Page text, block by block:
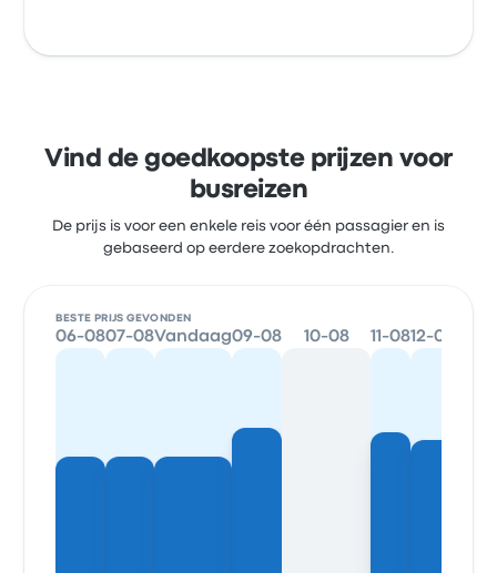
Vind de goedkoopste prijzen voor
busreizen
De prijs is voor een enkele reis voor één passagier en is
gebaseerd op eerdere zoekopdrachten.
BESTE PRIJS GEVONDEN
06-0807-08Vandaag09-08 10-08 11-0812-08